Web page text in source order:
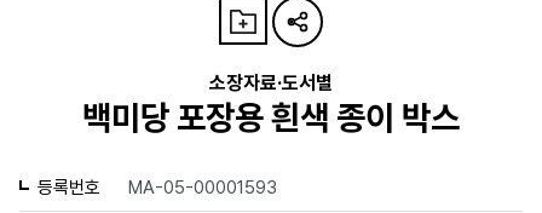
소장자료·도서별
백미당 포장용 흰색 종이 박스
등록번호 MA-05-00001593